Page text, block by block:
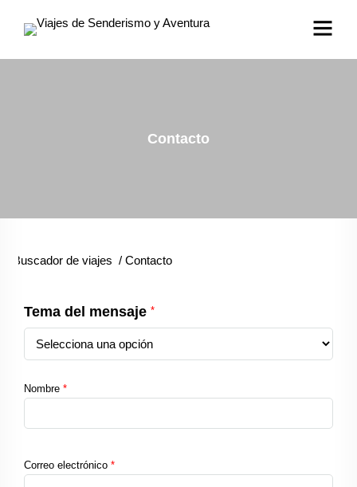
Contacto
Buscador de viajes / Contacto
Tema del mensaje *
Nombre *
Correo electrónico *